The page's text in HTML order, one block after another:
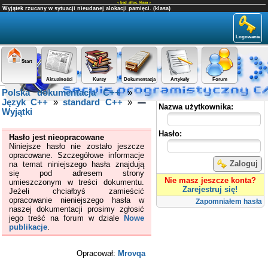
« bad_alloc klasa »
Wyjątek rzucany w sytuacji nieudanej alokacji pamięci. (klasa)
Logowanie
Start
Aktualności Kursy Dokumentacja Artykuły Forum
Panel użytkownika
Nazwa użytkownika:
Hasło:
Zaloguj
Nie masz jeszcze konta?
Zarejestruj się!
Zapomniałem hasła
Polska dokumentacja C++»
Język C++ »standard C++»
Wyjątki
Hasło jest nieopracowane
Niniejsze hasło nie zostało jeszcze
opracowane. Szczegółowe informacje
na temat niniejszego hasła znajdują
się pod adresem strony
umieszczonym w treści dokumentu.
Jeżeli chciałbyś zamieścić
opracowanie nieniejszego hasła w
naszej dokumentacji prosimy zgłosić
jego treść na forum w dziale
Nowe
publikacje.
Opracował: Mrovqa